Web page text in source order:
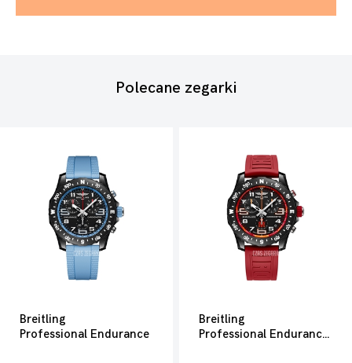
Polecane zegarki
Breitling
Professional Endurance
Breitling
Professional Endurance Pro 44